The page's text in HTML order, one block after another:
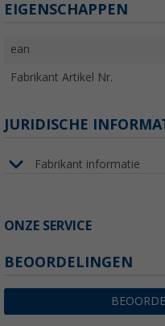
EIGENSCHAPPEN
ean
Fabrikant Artikel Nr.
JURIDISCHE
Fabrikant informatie
ONZE SERVICE
BEOORDELINGEN